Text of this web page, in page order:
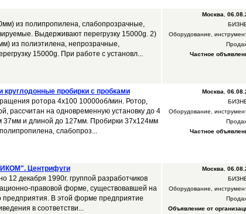
из полипропилена, слабопрозрачные,
Выдерживают перегрузку 15000g. 2)
из полиэтилена, непрозрачные,
15000g. При работе с установл...
Москва
Оборудование,
Частное
круглодонные пробирки с пробками
ротора 4х100 10000об/мин. Ротор,
рассчитан на одновременную установку до 4
37мм и длиной до 127мм. Пробирки 37х124мм
слабопроз...
Москва
Оборудование,
Частное
Центрифуги
декабря 1990г. группой разработчиков
правовой форме, существовавшей на
В этой форме предприятие
в соответстви...
Москва
Оборудование,
Объявление от